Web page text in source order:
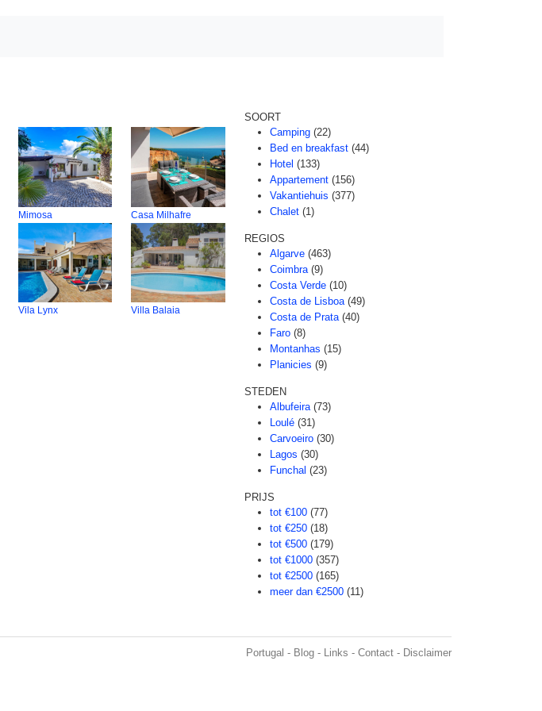
Mimosa Casa Milhafre
Vila Lynx Villa Balaia
SOORT
Camping (22)
Bed en breakfast (44)
Hotel (133)
Appartement (156)
Vakantiehuis (377)
Chalet (1)
REGIOS
Algarve (463)
Coimbra (9)
Costa Verde (10)
Costa de Lisboa (49)
Costa de Prata (40)
Faro (8)
Montanhas (15)
Planicies (9)
STEDEN
Albufeira (73)
Loulé (31)
Carvoeiro (30)
Lagos (30)
Funchal (23)
PRIJS
tot €100 (77)
tot €250 (18)
tot €500 (179)
tot €1000 (357)
tot €2500 (165)
meer dan €2500 (11)
Portugal - Blog - Links - Contact - Disclaimer